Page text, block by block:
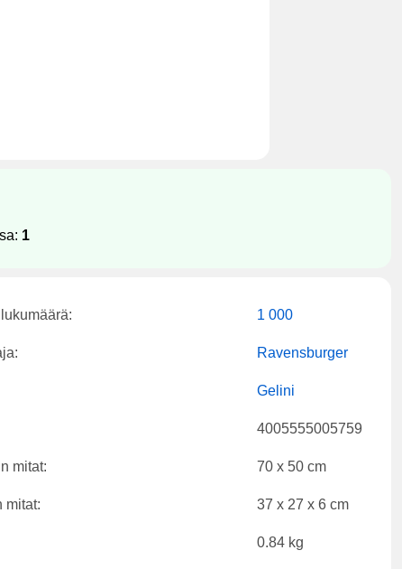
1
1 000
Ravensburger
Gelini
4005555005759
mitat: 70 x 50 cm
mitat: 37 x 27 x 6 cm
0.84 kg